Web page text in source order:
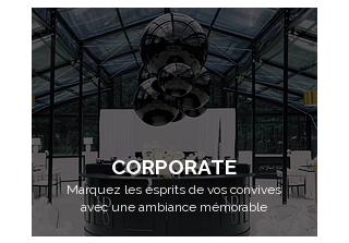
CORPORATE
Marquez les esprits de vosconvives
avec une ambiance mémorable